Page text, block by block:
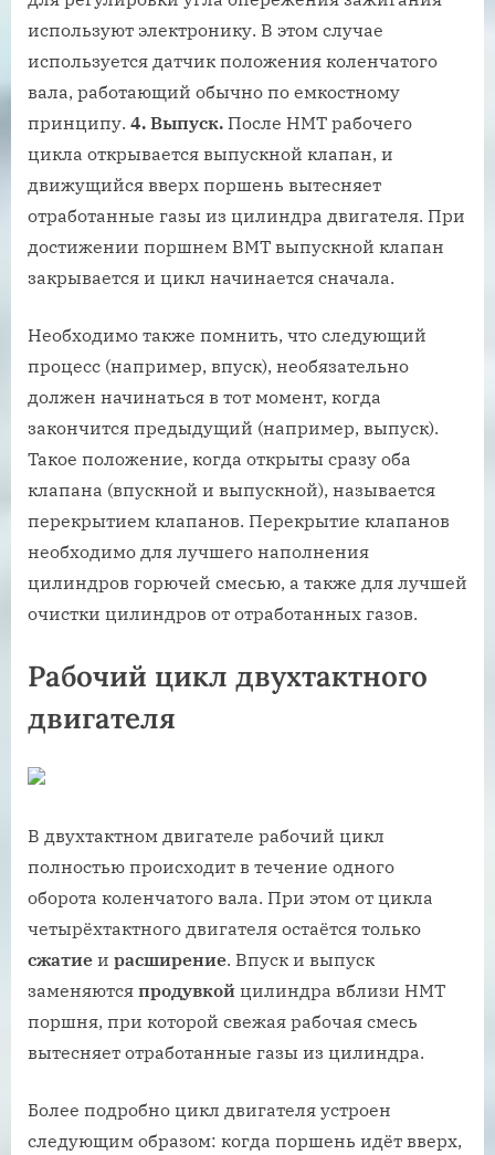
используют электронику. В этом случае
используется датчик положения коленчатого
вала, работающий обычно по емкостному
принципу. 4. Выпуск. После НМТ рабочего
цикла открывается выпускной клапан, и
движущийся вверх поршень вытесняет
отработанные газы из цилиндра двигателя. При
достижении поршнем ВМТ выпускной клапан
закрывается и цикл начинается сначала.
Необходимо также помнить, что следующий
процесс (например, впуск), необязательно
должен начинаться в тот момент, когда
закончится предыдущий (например, выпуск).
Такое положение, когда открыты сразу оба
клапана (впускной и выпускной), называется
перекрытием клапанов. Перекрытие клапанов
необходимо для лучшего наполнения
цилиндров горючей смесью, а также для лучшей
очистки цилиндров от отработанных газов.
Рабочий цикл двухтактного
двигателя
В двухтактном двигателе рабочий цикл
полностью происходит в течение одного
оборота коленчатого вала. При этом от цикла
четырёхтактного двигателя остаётся только
сжатие и расширение. Впуск и выпуск
заменяются продувкой цилиндра вблизи НМТ
поршня, при которой свежая рабочая смесь
вытесняет отработанные газы из цилиндра.
Более подробно цикл двигателя устроен
следующим образом: когда поршень идёт вверх,